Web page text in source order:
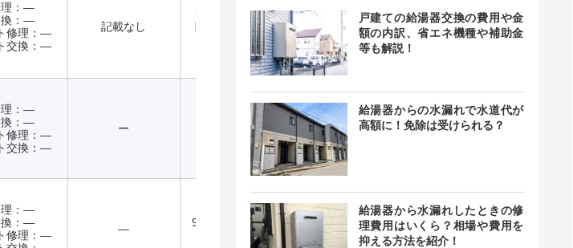
理：―
換：―
修理：―
交換：―
記載なし
7:00-19:00
記載なし
理：―
換：―
修理：―
交換：―
ー ー
理：―
換：―
修理：―
―
9:00～17:00
戸建ての給湯器交換の費用や金
額の内訳、省エネ機種や補助金
等も解説！
給湯器からの水漏れで水道代が
高額に！免除は受けられる？
給湯器から水漏れしたときの修
理費用はいくら？相場や費用を
抑える方法を紹介！